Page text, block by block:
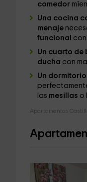
comedor
Una cocina
menaje
funcional
Un cuarto de
ducha con
Un
las mesillas o
Apartamentos